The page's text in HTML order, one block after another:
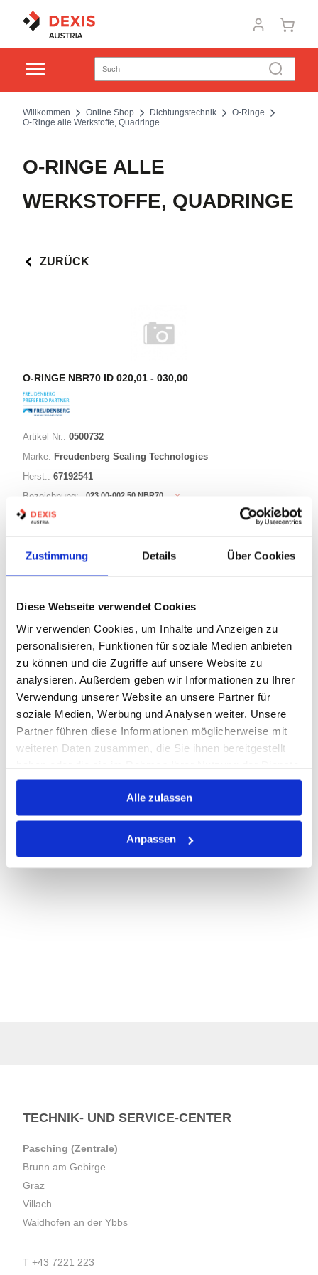
Zustimmung Details Über Cookies
Diese Webseite verwendet Cookies
Wir verwenden Cookies, um Inhalte und Anzeigen zu
personalisieren, Funktionen für soziale Medien anbieten
zu können und die Zugriffe auf unsere Website zu
analysieren. Außerdem geben wir Informationen zu Ihrer
Verwendung unserer Website an unsere Partner für
soziale Medien, Werbung und Analysen weiter. Unsere
Partner führen diese Informationen möglicherweise mit
weiteren Daten zusammen, die Sie ihnen bereitgestellt
gesammelt haben.
Alle zulassen
Anpassen
Willkommen Online Shop Dichtungstechnik
O-Ringe
O-Ringe alle Werkstoffe, Quadringe
O-RINGE ALLE
WERKSTOFFE, QUADRINGE
ZURÜCK
O-RINGE NBR70 ID 020,01 - 030,00
Artikel Nr.: 0500732
Marke: Freudenberg Sealing Technologies
Herst.: 67192541
Bezeichnung:
023,00-002,50 NBR70
ID: 23,00mm
STK Warenkorb
Auf Lager
Print
PRODUKTBESCHREIBUNG
TECHNIK- UND SERVICE-CENTER
Pasching (Zentrale)
Brunn am Gebirge
Graz
Villach
Waidhofen an der Ybbs
T +43 7221 223